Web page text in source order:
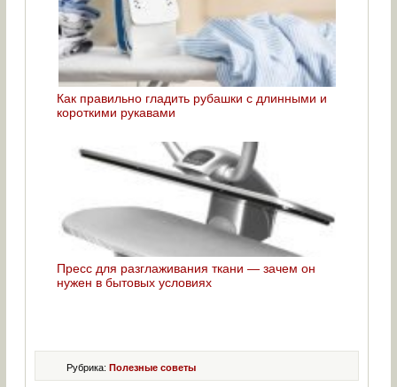
Как правильно гладить рубашки с длинными и
короткими рукавами
Пресс для разглаживания ткани — зачем он
нужен в бытовых условиях
Рубрика: Полезные советы